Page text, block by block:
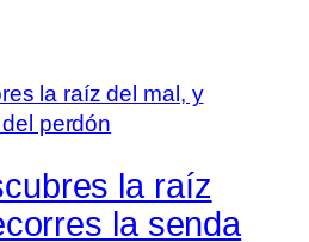
la raíz
la senda